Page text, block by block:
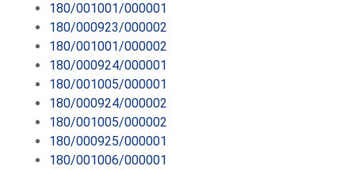
180/001001/000001
180/000923/000002
180/001001/000002
180/000924/000001
180/001005/000001
180/000924/000002
180/001005/000002
180/000925/000001
180/001006/000001